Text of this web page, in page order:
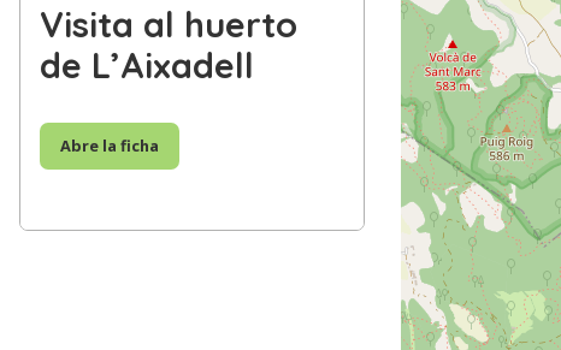
Visita al huerto
de L’Aixadell
Abre la ficha